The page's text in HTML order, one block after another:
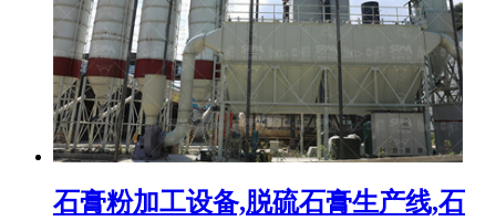
石膏粉加工设备,脱硫石膏生产线,石